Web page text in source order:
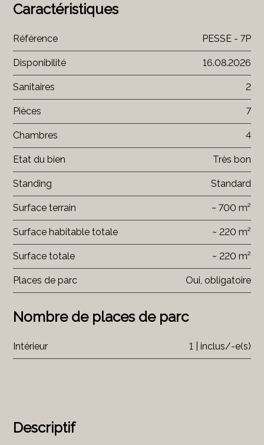
Descriptif
Caractéristiques
Référence PESSE - 7P
Disponibilité 16.08.2026
Sanitaires 2
Pièces 7
Chambres 4
Etat du bien Très bon
Standing Standard
Surface terrain ~ 700 m²
Surface habitable totale ~ 220 m²
Surface totale ~ 220 m²
Places de parc Oui, obligatoire
Nombre de places de parc
Intérieur 1 | inclus/-e(s)